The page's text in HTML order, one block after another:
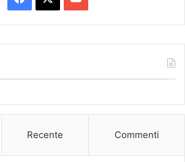
a
c
o
u
Recente Commenti